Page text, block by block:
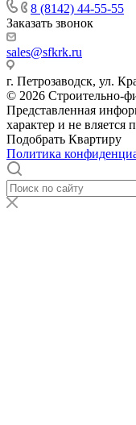
8 (8142) 44-55-55
Заказать звонок
sales@sfkrk.ru
г. Петрозаводск, ул.
© 2026 Строительно-
Представленная
характер и не вляется
Подобрать Квартиру
Политика